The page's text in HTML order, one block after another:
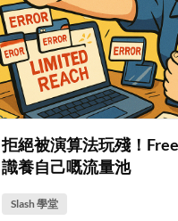
拒絕被演算法玩殘！
識養自己嘅流量池
Slash 學堂